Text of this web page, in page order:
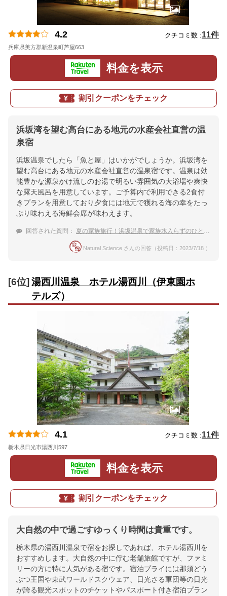
4.2 クチコミ数 :11件
兵庫県美方郡新温泉町芦屋663
料金を表示
割引クーポンをチェック
浜坂湾を望む高台にある地元の水産会社直営の温
泉宿
浜坂温泉でしたら「魚と屋」はいかがでしょうか。浜坂湾を
望む高台にある地元の水産会社直営の温泉宿です。温泉は効
能豊かな源泉かけ流しのお湯で明るい雰囲気の大浴場や爽快
な露天風呂を用意しています。ご予算内で利用できる2食付
きプランを用意しており夕食には地元で獲れる海の幸をたっ
ぷり味わえる海鮮会席が味わえます。
回答された質問： 夏の家族旅行！浜坂温泉で家族水入らずのひとときを過ごせる宿
Natural Science さんの回答（投稿日：2023/7/18 ）
[6位] 湯西川温泉 ホテル湯西川（伊東園ホ
テルズ）
4.1 クチコミ数 :11件
栃木県日光市湯西川597
料金を表示
割引クーポンをチェック
大自然の中で過ごすゆっくり時間は貴重です。
栃木県の湯西川温泉で宿をお探しであれば、ホテル湯西川を
おすすめします。大自然の中に佇む老舗旅館ですが、ファミ
リーの方に特に人気がある宿です。宿泊プライには那須どう
ぶつ王国や東武ワールドスクウェア、日光さる軍団等の日光
が誇る観光スポットのチケットやパスポート付き宿泊プラン